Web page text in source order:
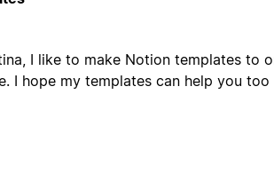
I like to make Notion templates to
I hope my templates can help you too